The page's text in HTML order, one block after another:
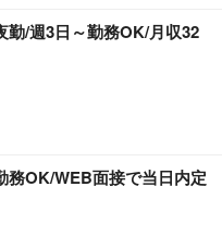
勤/週3日～勤務OK/月収32
務OK/WEB面接で当日内定